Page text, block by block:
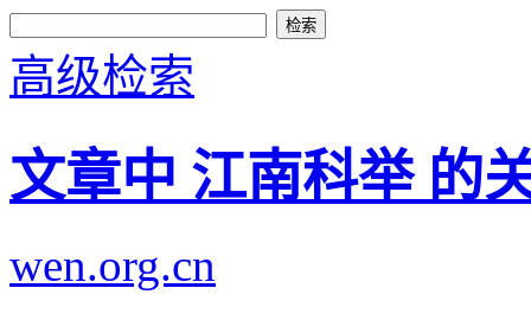
高级检索
文章中 江南科举 的
wen.org.cn